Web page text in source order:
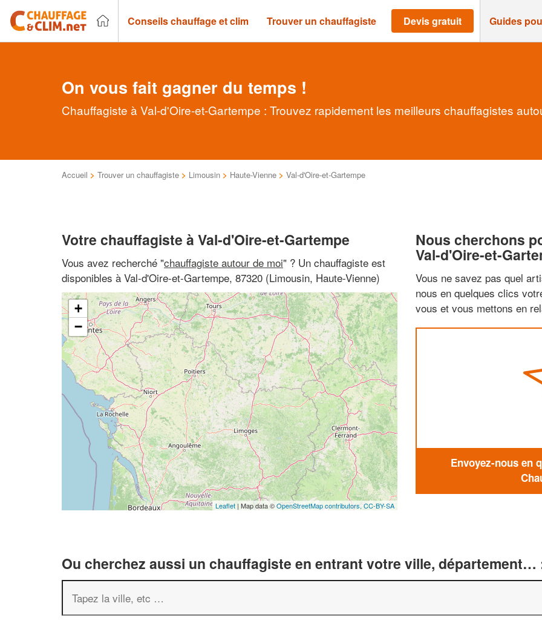
Conseils chauffage et clim Trouver un chauffagiste Devis gratuit Guides
On vous fait gagner du temps !
Chauffagiste à Val-d'Oire-et-Gartempe : Trouvez rapidement les meilleurs chauffagistes
Accueil > Trouver un chauffagiste > Limousin > Haute-Vienne > Val-d'Oire-et-Gartempe
Votre chauffagiste à Val-d'Oire-et-Gartempe
Vous avez recherché "chauffagiste autour de moi" ? Un chauffagiste est
disponibles à Val-d'Oire-et-Gartempe, 87320 (Limousin, Haute-Vienne)
+
−
Leaflet | Map data ©OpenStreetMap contributors, CC-BY-SA
Nous cherchons
Val-d'Oire-et-
Vous ne savez pas quel
nous en quelques clics
vous et vous mettons en
Envoyez-nous en
Ou cherchez aussi un chauffagiste en entrant votre ville, département…